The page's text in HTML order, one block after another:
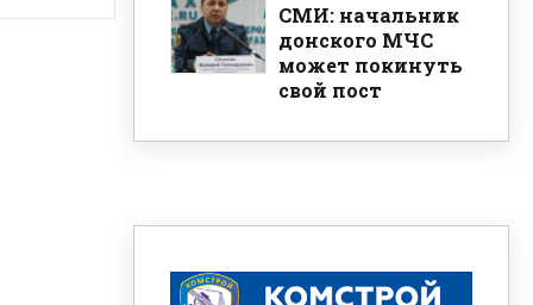
СМИ: начальник
донского МЧС
может покинуть
свой пост